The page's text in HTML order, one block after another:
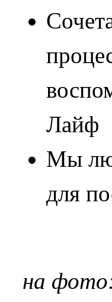
Лайф
Мы
для
на